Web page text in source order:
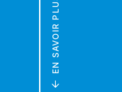
EN SAVOIR PLUS